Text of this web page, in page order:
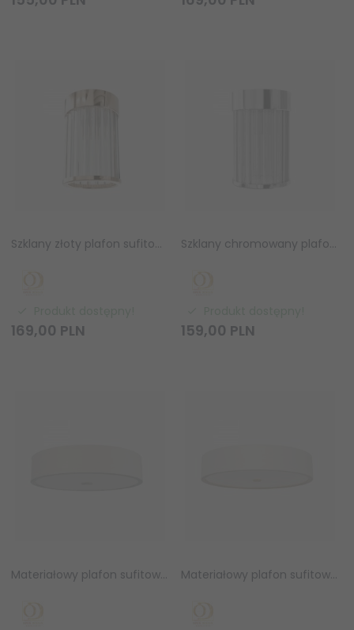
Szklany złoty plafon sufitowy FIATTO PL GOLD 8 Orlicki Design OR86089
169,00 PLN
Szklany chromowany plafon sufitowy FIATTO PL CROMO 8 Orlicki Design OR86072
159,00 PLN
Materiałowy plafon sufitowy ZALINDRO PL Cromo 74 Orlicki Design OR86065 Materiałowy plafon sufitowy ZALINDRO PL Gold 74 Orlicki Design OR86058